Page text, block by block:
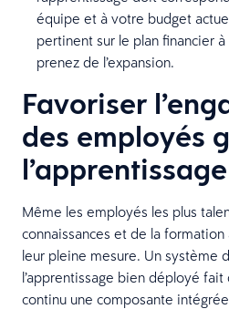
équipe et à votre budget
pertinent sur le plan financier
prenez de l’expansion.
Favoriser
des employés
Même les employés les plus
connaissances et de la
leur pleine mesure. Un système
l’apprentissage bien déployé fait
continu une composante